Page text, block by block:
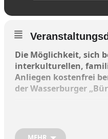
Die Möglichkeit, sich
interkulturellen,
Anliegen kostenfrei
der Wasserburger
Formularausfüllhelfer